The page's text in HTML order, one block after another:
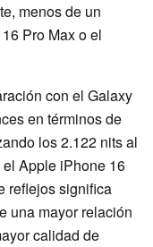
menos de un
Pro Max o el
con el Galaxy
en términos de
los 2.122 nits al
el Apple iPhone 16
reflejos significa
una mayor relación
calidad de